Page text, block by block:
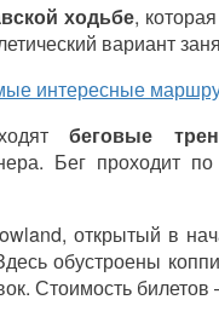
ходьбе,
вариант
интересные
беговые
Бег проходит
открытый в
обустроены
Стоимость билетов